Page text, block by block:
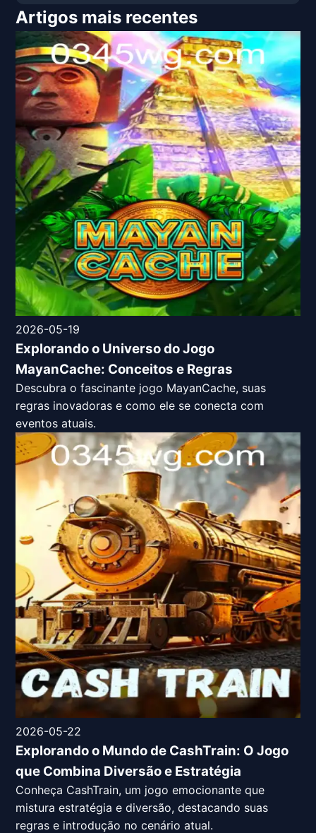
Artigos mais recentes
2026-05-19
Explorando o Universo do Jogo
MayanCache: Conceitos e Regras
Descubra o fascinante jogo MayanCache, suas
regras inovadoras e como ele se conecta com
eventos atuais.
2026-05-22
Explorando o Mundo de CashTrain: O Jogo
que Combina Diversão e Estratégia
Conheça CashTrain, um jogo emocionante que
mistura estratégia e diversão, destacando suas
regras e introdução no cenário atual.